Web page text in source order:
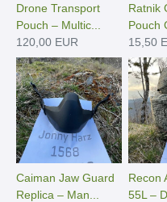
Drone Transport
Pouch – Multic...
120,00 EUR
Ratnik
Pouch
15,50
Caiman Jaw Guard
Replica – Man...
Recon
55L –